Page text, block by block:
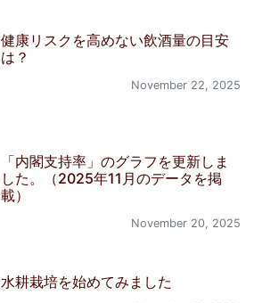
健康リスクを高めない飲酒量の目安
は？
November 22, 2025
「内閣支持率」のグラフを更新しま
した。（2025年11月のデータを掲
載）
November 20, 2025
水耕栽培を始めてみました